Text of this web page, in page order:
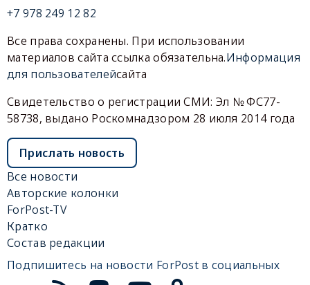
+7 978 249 12 82
Все права сохранены. При использовании
материалов сайта ссылка обязательна.Информация
для пользователейсайта
Свидетельство о регистрации СМИ: Эл № ФС77-
58738, выдано Роскомнадзором 28 июля 2014 года
Прислать новость
Все новости
Авторские колонки
ForPost-TV
Кратко
Состав редакции
Подпишитесь на новости ForPost в социальных